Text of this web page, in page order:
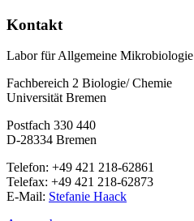
Kontakt
Labor für Allgemeine Mikrobiologie
Fachbereich 2 Biologie/ Chemie
Universität Bremen
Postfach 330 440
D-28334 Bremen
Telefon: +49 421 218-62861
Telefax: +49 421 218-62873
E-Mail: Stefanie Haack